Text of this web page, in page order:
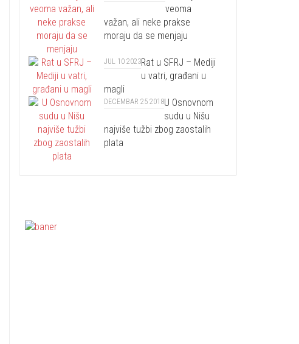
veoma
važan, ali neke prakse
moraju da se menjaju
JUL 10 2023Rat u SFRJ – Mediji
u vatri, građani u
magli
DECEMBAR 25 2018U Osnovnom
sudu u Nišu
najviše tužbi zbog zaostalih
plata